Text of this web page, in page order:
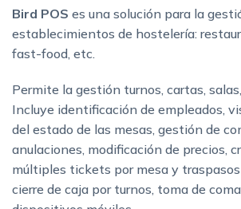
Bird POS es una solución para la
establecimientos de hostelería:
fast-food, etc.
Permite la gestión turnos, cartas,
Incluye identificación de empleados,
del estado de las mesas, gestión de
anulaciones, modificación de precios,
múltiples tickets por mesa y
cierre de caja por turnos, toma de